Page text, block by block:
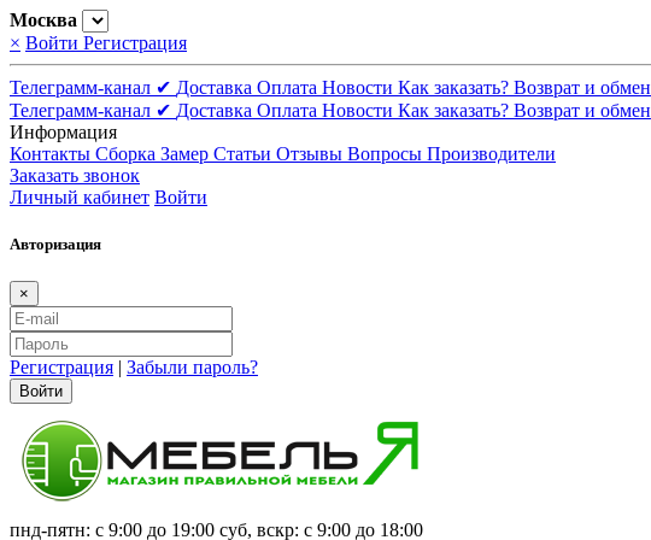
Москва
× Войти Регистрация
Телеграмм-канал ✔ Доставка Оплата Новости Как заказать? Возврат и обмен
Телеграмм-канал ✔ Доставка Оплата Новости Как заказать? Возврат и обмен
Информация
Контакты Сборка Замер Статьи Отзывы Вопросы Производители
Заказать звонок
Личный кабинет Войти
Авторизация
×
Регистрация | Забыли пароль?
Войти
пнд-пятн: с 9:00 до 19:00 суб, вскр: с 9:00 до 18:00